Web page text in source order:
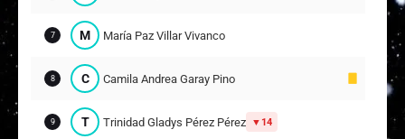
7 M María Paz Villar Vivanco
8 C Camila Andrea Garay Pino
9 T Trinidad Gladys Pérez Pérez 14